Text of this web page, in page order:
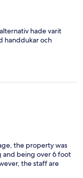
hade varit
handdukar och
the property was
and being over 6 foot
the staff are